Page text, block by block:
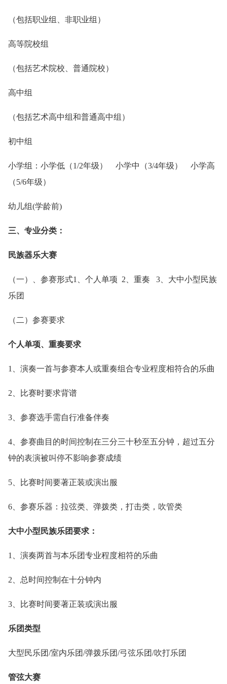
（包括职业组、非职业组）
高等院校组
（包括艺术院校、普通院校）
高中组
（包括艺术高中组和普通高中组）
初中组
小学组：小学低（1/2年级） 小学中（3/4年级） 小学高
（5/6年级）
幼儿组(学龄前)
三、专业分类：
民族器乐大赛
（一）、参赛形式1、个人单项 2、重奏 3、大中小型民族
乐团
（二）参赛要求
个人单项、重奏要求
1、演奏一首与参赛本人或重奏组合专业程度相符合的乐曲
2、比赛时要求背谱
3、参赛选手需自行准备伴奏
4、参赛曲目的时间控制在三分三十秒至五分钟，超过五分
钟的表演被叫停不影响参赛成绩
5、比赛时间要著正装或演出服
6、参赛乐器：拉弦类、弹拨类，打击类，吹管类
大中小型民族乐团要求：
1、演奏两首与本乐团专业程度相符的乐曲
2、总时间控制在十分钟内
3、比赛时间要著正装或演出服
乐团类型
大型民乐团/室内乐团/弹拨乐团/弓弦乐团/吹打乐团
管弦大赛